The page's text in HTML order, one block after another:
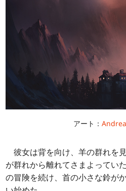
アート：
彼女は背を向け、羊の群れを
が群れから離れてさまよってい
の冒険を続け、首の小さな鈴が